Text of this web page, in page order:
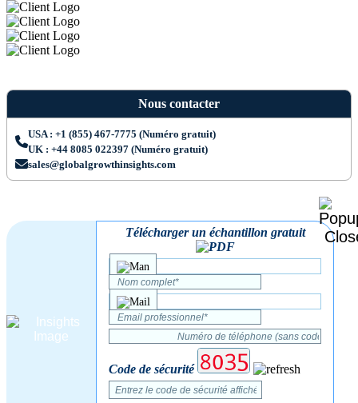
Nous contacter
USA : +1 (855) 467-7775 (Numéro gratuit)
UK : +44 8085 022397 (Numéro gratuit)
sales@globalgrowthinsights.com
Télécharger un échantillon gratuit
Code de sécurité